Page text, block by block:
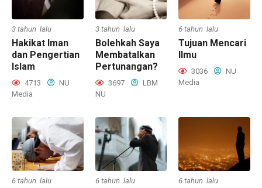
3 tahun lalu
Hakikat Iman
dan Pengertian
Islam
4713
NU
Media
3 tahun lalu
Bolehkah Saya
Membatalkan
Pertunangan?
3697
LBM
NU
6 tahun lalu
Tujuan Mencari
Ilmu
3036
NU
Media
6 tahun lalu 6 tahun lalu 6 tahun lalu